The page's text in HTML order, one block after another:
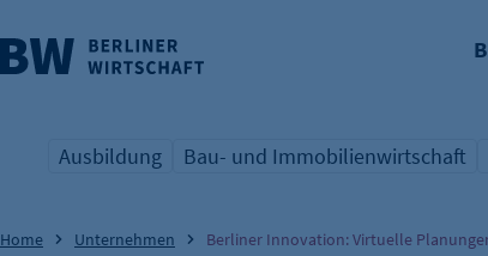
überspringen
Übersicht Schlagwort
Ausbildung
Übersicht Schlagwort
Bau- und Immobilienwirtschaft
Home Unternehmen Berliner Innovation: Virtuelle